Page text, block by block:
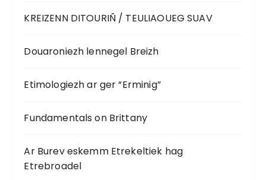
KREIZENN DITOURIÑ / TEULIAOUEG SUAV
Douaroniezh lennegel Breizh
Etimologiezh ar ger “Erminig”
Fundamentals on Brittany
Ar Burev eskemm Etrekeltiek hag
Etrebroadel